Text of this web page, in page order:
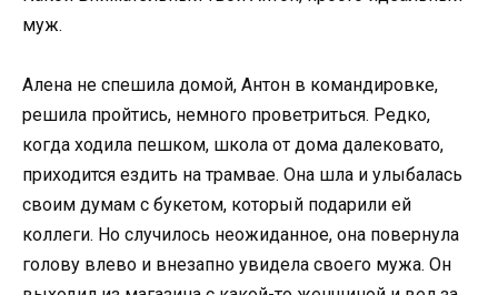
муж.
Алена не спешила домой, Антон в командировке,
решила пройтись, немного проветриться. Редко,
когда ходила пешком, школа от дома далековато,
приходится ездить на трамвае. Она шла и улыбалась
своим думам с букетом, который подарили ей
коллеги. Но случилось неожиданное, она повернула
голову влево и внезапно увидела своего мужа. Он